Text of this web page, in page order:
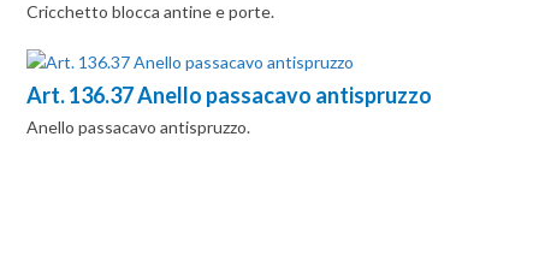
Cricchetto blocca antine e porte.
Art. 136.37 Anello passacavo antispruzzo
Anello passacavo antispruzzo.